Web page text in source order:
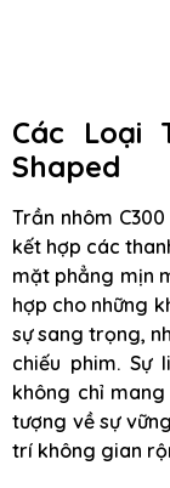
Các Loại
Shaped
Trần nhôm
kết hợp các
mặt phẳng mịn
hợp cho những
sự sang trọng,
chiếu phim.
không chỉ
tượng về sự
trí không gian